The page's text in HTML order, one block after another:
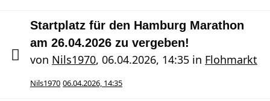
Startplatz für den Hamburg Marathon
am 26.04.2026 zu vergeben!
von Nils1970, 06.04.2026, 14:35 in Flohmarkt
Nils1970 06.04.2026, 14:35